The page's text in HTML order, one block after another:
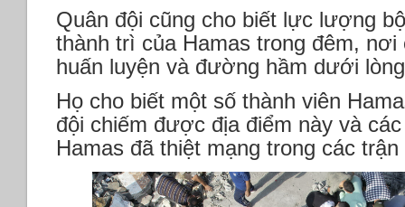
Quân đội cũng cho biết lực lượng
thành trì của Hamas trong đêm,
huấn luyện và đường hầm dưới
Họ cho biết một số thành viên
đội chiếm được địa điểm này và
Hamas đã thiệt mạng trong các